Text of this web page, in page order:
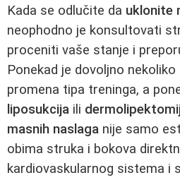
Kada se odlučite da uklonite
neophodno je konsultovati
proceniti vaše stanje i
Ponekad je dovoljno nekoliko
promena tipa treninga, a
liposukcija ili
masnih naslaga nije samo
obima struka i bokova
kardiovaskularnog sistema i